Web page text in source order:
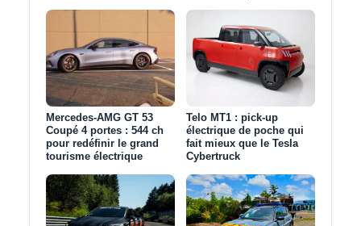
Mercedes-AMG GT 53
Coupé 4 portes : 544 ch
pour redéfinir le grand
tourisme électrique
Telo MT1 : pick‑up
électrique de poche qui
fait mieux que le Tesla
Cybertruck